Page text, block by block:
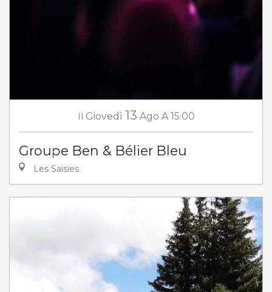
Il Giovedì 13 Ago A 15:00
Groupe Ben & Bélier Bleu
Les Saisies